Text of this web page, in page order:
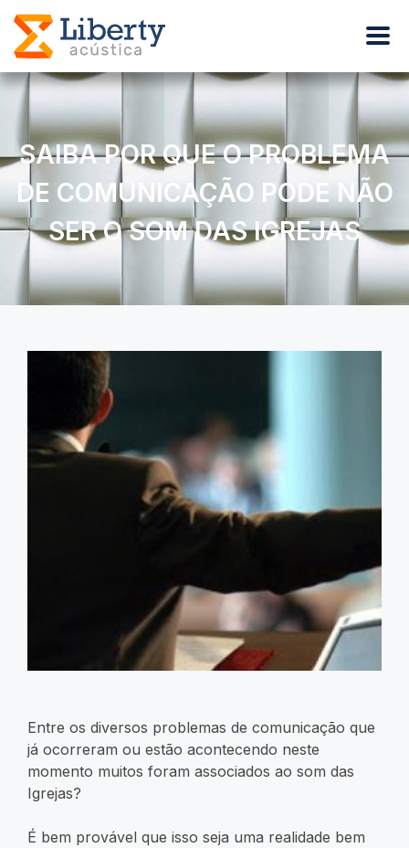
SAIBA POR QUE O PROBLEMA
DE COMUNICAÇÃO PODE NÃO
SER O SOM DAS IGREJAS
Entre os diversos problemas de comunicação que
já ocorreram ou estão acontecendo neste
momento muitos foram associados ao som das
Igrejas?
É bem provável que isso seja uma realidade bem